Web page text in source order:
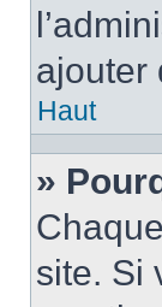
ajouter
Haut
»
site. Si